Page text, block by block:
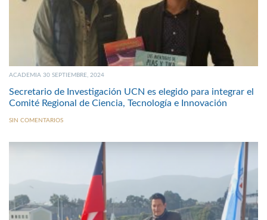
ACADEMIA 30 SEPTIEMBRE, 2024
Secretario de Investigación UCN es elegido para integrar el
Comité Regional de Ciencia, Tecnología e Innovación
SIN COMENTARIOS